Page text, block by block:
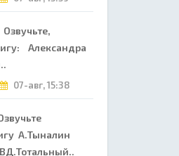
Александра
07-авг, 15:38
А.Тыналин